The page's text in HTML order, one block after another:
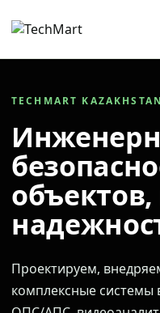
TECHMART
объектов,
Проектируем,
комплексные